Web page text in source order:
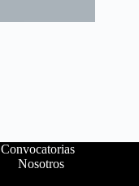
Convocatorias
Nosotros